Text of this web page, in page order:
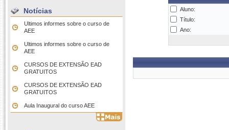
Notícias
Ultimos informes sobre o curso de
AEE
Ultimos informes sobre o curso de
AEE
CURSOS DE EXTENSÃO EAD
GRATUITOS
CURSOS DE EXTENSÃO EAD
GRATUITOS
Aula Inaugural do curso AEE
Aluno:
Título:
Ano: